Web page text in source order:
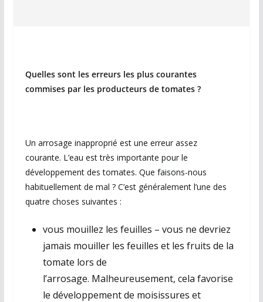
Quelles sont les erreurs les plus courantes
commises par les producteurs de tomates ?
Un arrosage inapproprié est une erreur assez
courante. L’eau est très importante pour le
développement des tomates. Que faisons-nous
habituellement de mal ? C’est généralement l’une des
quatre choses suivantes :
vous mouillez les feuilles – vous ne devriez
jamais mouiller les feuilles et les fruits de la
tomate lors de
l’arrosage. Malheureusement, cela favorise
le développement de moisissures et